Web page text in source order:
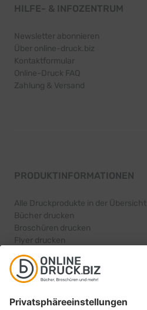
HILFE- & INFOZENTRUM
Newsletter abonnieren
Über online-druck.biz
Kontaktformular
Online-Druck FAQ
Zahlung & Versand
PRODUKTINFORMATIONEN
Alle Druckprodukte in der Übersicht
Bücher drucken
Broschüren drucken
Flyer drucken
Karten drucken